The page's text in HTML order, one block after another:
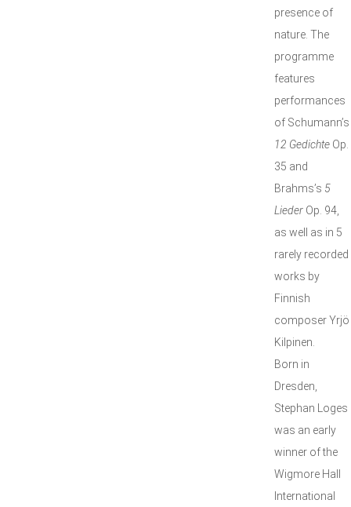
presence of
nature. The
programme
features
performances
of Schumann’s
12 Gedichte Op.
35 and
Brahms’s 5
Lieder Op. 94,
as well as in 5
rarely recorded
works by
Finnish
composer Yrjö
Kilpinen.
Born in
Dresden,
Stephan Loges
was an early
winner of the
Wigmore Hall
International